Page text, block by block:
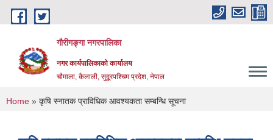
Skip to main content
गौरीगङ्गा नगरपालिका
नगर कार्यपालिकाको कार्यालय
चौमाला, कैलाली, सुदूरपश्चिम प्रदेश, नेपाल
You are here
Home » कृषि स्नातक प्राविधिक आवश्यकता सम्बन्धि सूचना